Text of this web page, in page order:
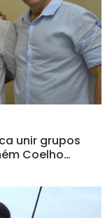
unir grupos
Coelho